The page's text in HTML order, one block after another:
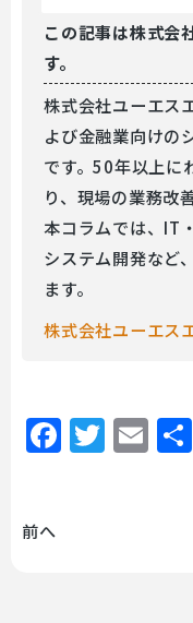
この記事は株式会
す。
株式会社ユーエス
よび金融業向けの
です。50年以上に
り、現場の業務改
本コラムでは、IT
システム開発など
ます。
株式会社ユーエス
前へ